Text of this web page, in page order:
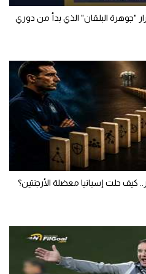
"جوهرة البلقان" الذي بدأ من دوري
حلت إسبانيا معضلة الأرجنتين؟